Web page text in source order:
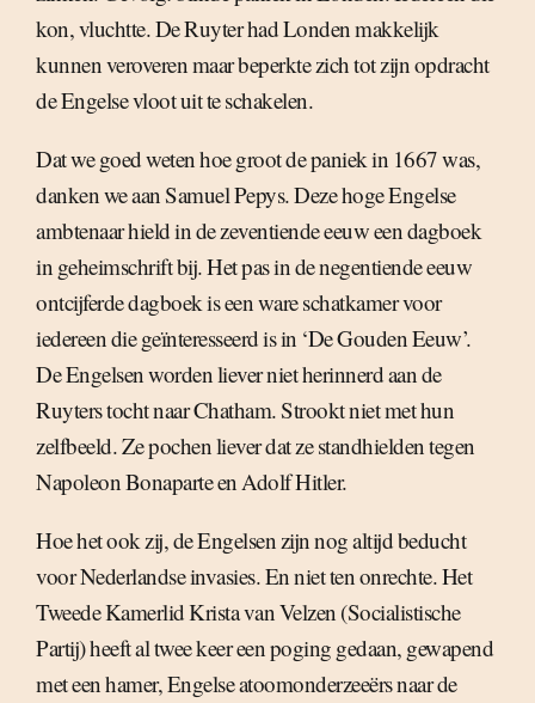
kon, vluchtte. De Ruyter had Londen makkelijk
kunnen veroveren maar beperkte zich tot zijn opdracht
de Engelse vloot uit te schakelen.
Dat we goed weten hoe groot de paniek in 1667 was,
danken we aan Samuel Pepys. Deze hoge Engelse
ambtenaar hield in de zeventiende eeuw een dagboek
in geheimschrift bij. Het pas in de negentiende eeuw
ontcijferde dagboek is een ware schatkamer voor
iedereen die geïnteresseerd is in ‘De Gouden Eeuw’.
De Engelsen worden liever niet herinnerd aan de
Ruyters tocht naar Chatham. Strookt niet met hun
zelfbeeld. Ze pochen liever dat ze standhielden tegen
Napoleon Bonaparte en Adolf Hitler.
Hoe het ook zij, de Engelsen zijn nog altijd beducht
voor Nederlandse invasies. En niet ten onrechte. Het
Tweede Kamerlid Krista van Velzen (Socialistische
Partij) heeft al twee keer een poging gedaan, gewapend
met een hamer, Engelse atoomonderzeeërs naar de